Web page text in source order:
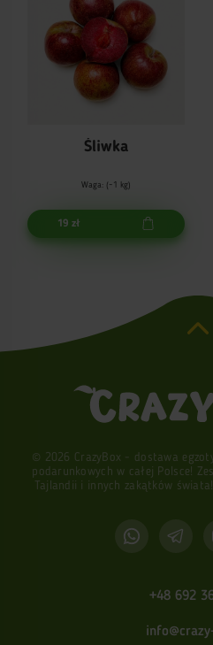
Śliwka
Waga: (~1 kg)
19 zł
© 2026 CrazyBox - dostawa
podarunkowych w całej Polsce!
Tajlandii i innych zakątków
+48 692